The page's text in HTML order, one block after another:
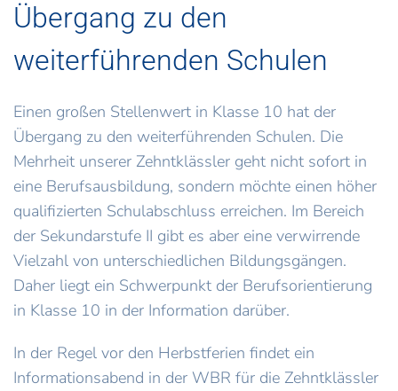
Übergang zu den
weiterführenden Schulen
Einen großen Stellenwert in Klasse 10 hat der
Übergang zu den weiterführenden Schulen. Die
Mehrheit unserer Zehntklässler geht nicht sofort in
eine Berufsausbildung, sondern möchte einen höher
qualifizierten Schulabschluss erreichen. Im Bereich
der Sekundarstufe II gibt es aber eine verwirrende
Vielzahl von unterschiedlichen Bildungsgängen.
Daher liegt ein Schwerpunkt der Berufsorientierung
in Klasse 10 in der Information darüber.
In der Regel vor den Herbstferien findet ein
Informationsabend in der WBR für die Zehntklässler